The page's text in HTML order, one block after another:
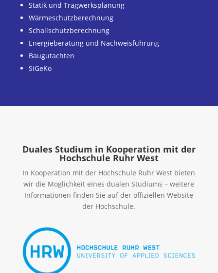
Statik und Tragwerksplanung
Wärmeschutzberechnung
Schallschutzberechnung
Energieberatung und Nachweisführung
Baugutachten
SiGeKo
Duales Studium in Kooperation mit der
Hochschule Ruhr West
In Kooperation mit der Hochschule Ruhr West bieten
wir die Möglichkeit eines dualen Studiums – weitere
Informationen finden Sie auf der offiziellen Website
der Hochschule.